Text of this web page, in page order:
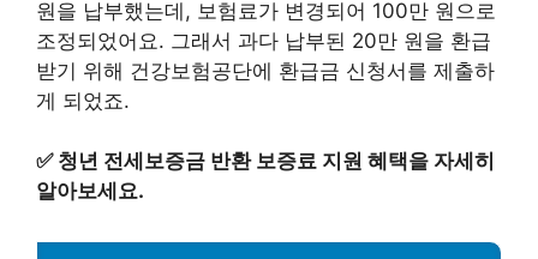
원을 납부했는데, 보험료가 변경되어 100만 원으로
조정되었어요. 그래서 과다 납부된 20만 원을 환급
받기 위해 건강보험공단에 환급금 신청서를 제출하
게 되었죠.
✅ 청년 전세보증금 반환 보증료 지원 혜택을 자세히
알아보세요.